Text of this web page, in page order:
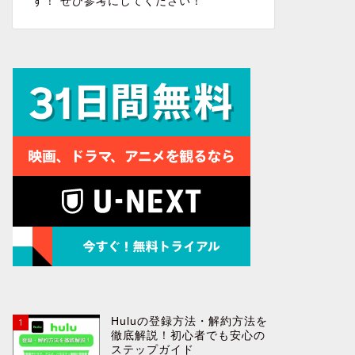
1
Huluの登録方法・解約方法を
徹底解説！初心者でも安心の
ステップガイド